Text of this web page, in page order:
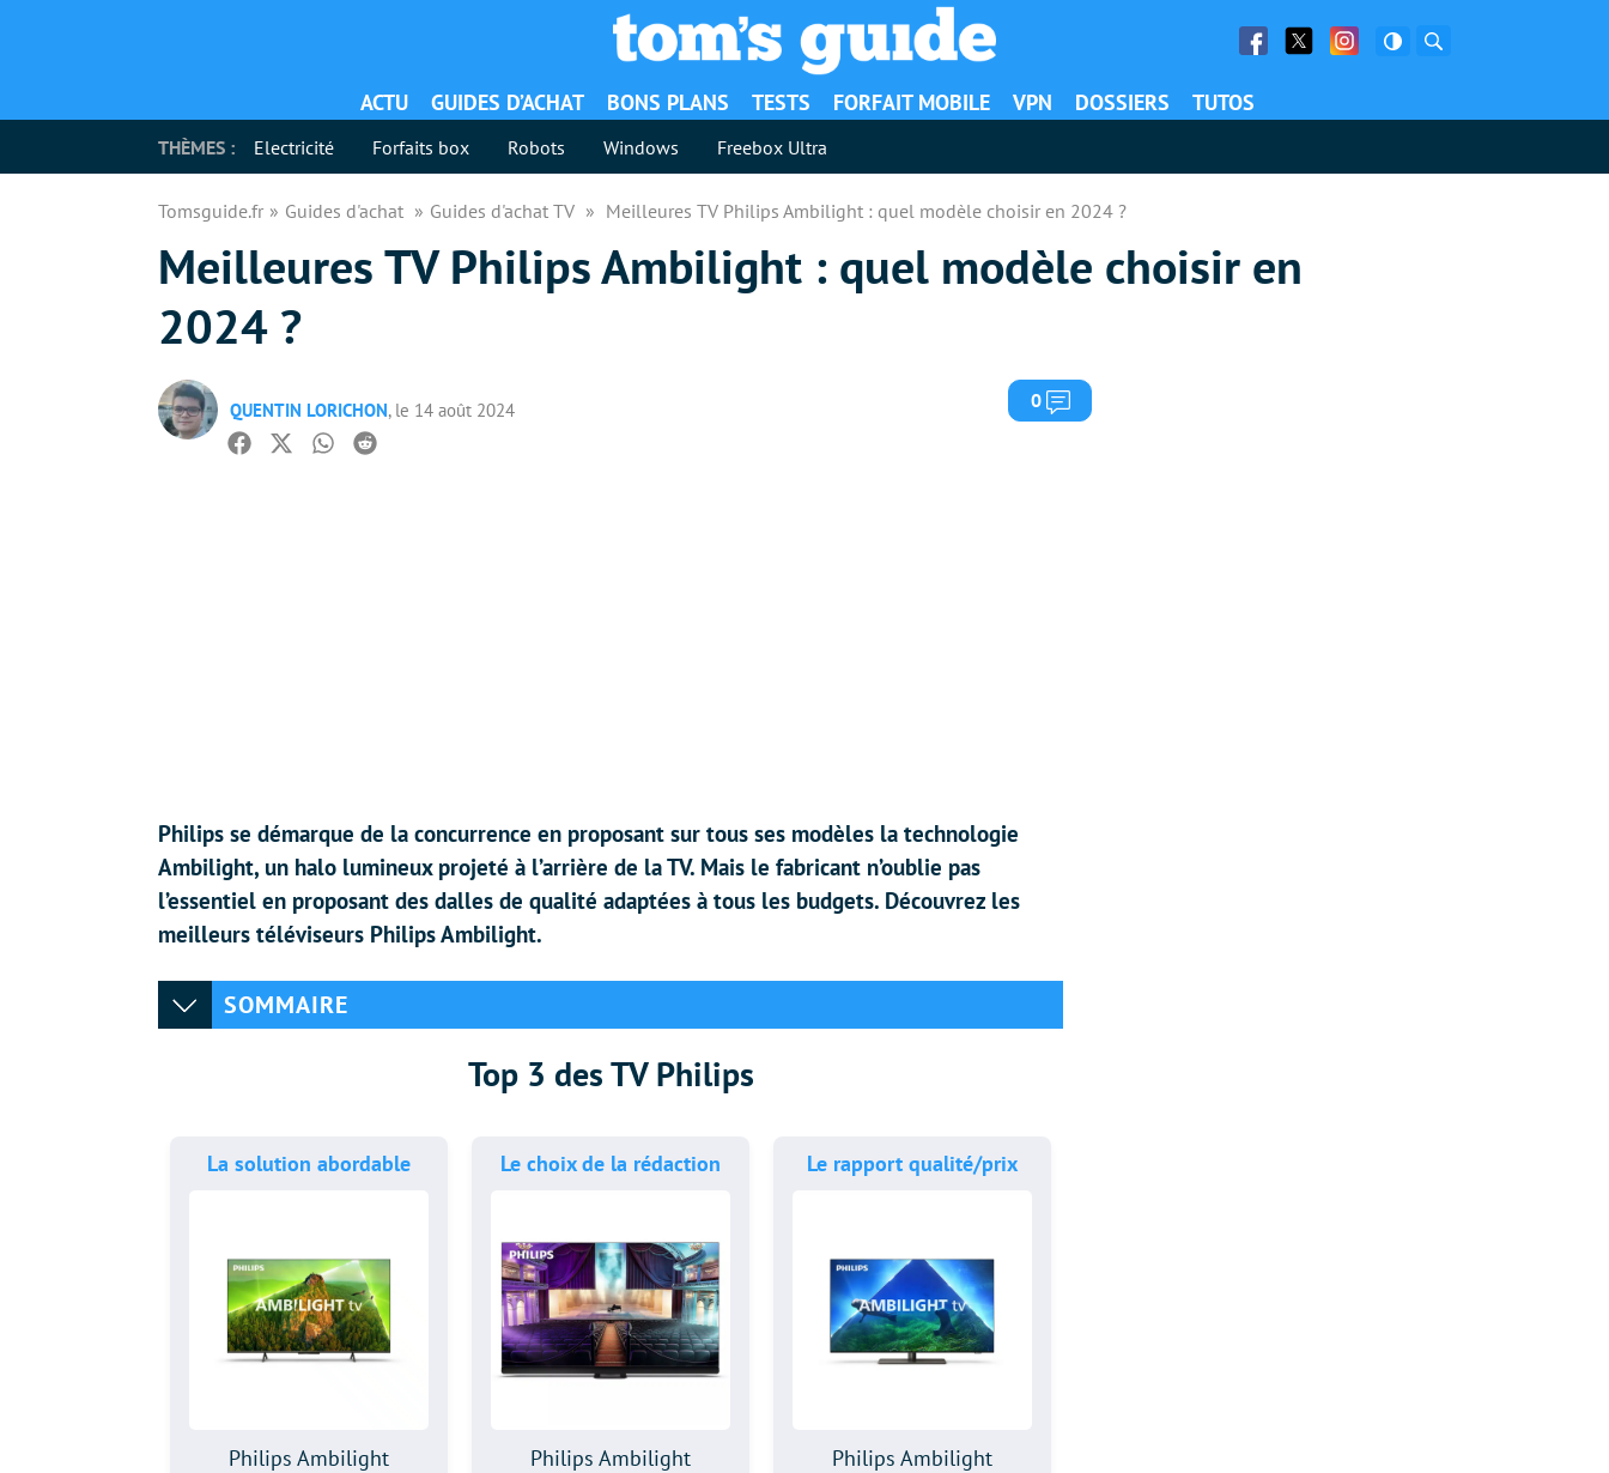
Facebook
Twitter Facebook
ACTU GUIDES D’ACHAT BONS PLANS TESTS FORFAIT MOBILE VPN DOSSIERS TUTOS
THÈMES : Electricité Forfaits box Robots Windows Freebox Ultra
Tomsguide.fr Guides d'achat Guides d'achat TV Meilleures TV Philips Ambilight : quel modèle choisir en 2024 ?
Meilleures TV Philips Ambilight : quel modèle choisir en
2024 ?
QUENTIN LORICHON, le 14 août 2024 0 Commentaires
Facebook
TwitterWhatsapp
Reddit
Philips se démarque de la concurrence en proposant sur tous ses modèles la technologie
Ambilight, un halo lumineux projeté à l’arrière de la TV. Mais le fabricant n’oublie pas
l’essentiel en proposant des dalles de qualité adaptées à tous les budgets. Découvrez les
meilleurs téléviseurs Philips Ambilight.
SOMMAIRE
Top 3 des TV Philips
La solution abordable
Philips Ambilight
Le choix de la rédaction
Philips Ambilight
Le rapport qualité/prix
Philips Ambilight